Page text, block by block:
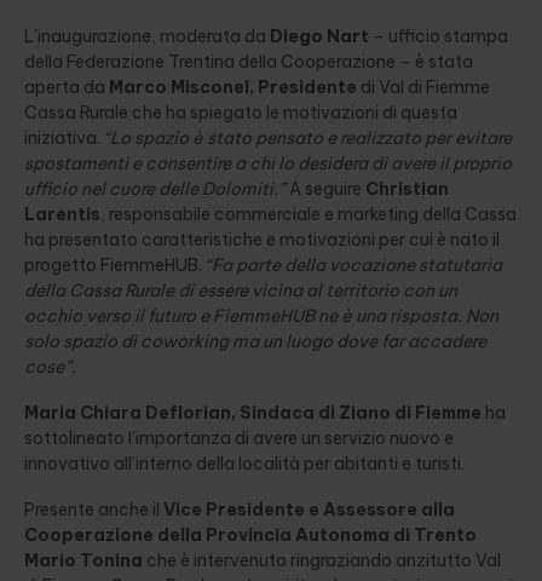
L’inaugurazione, moderata da Diego Nart – ufficio stampa
della Federazione Trentina della Cooperazione – è stata
aperta da Marco Misconel, Presidente di Val di Fiemme
Cassa Rurale che ha spiegato le motivazioni di questa
iniziativa. “Lo spazio è stato pensato e realizzato per evitare
spostamenti e consentire a chi lo desidera di avere il proprio
ufficio nel cuore delle Dolomiti.”A seguire Christian
Larentis, responsabile commerciale e marketing della Cassa
ha presentato caratteristiche e motivazioni per cui è nato il
progetto FiemmeHUB. “Fa parte della vocazione statutaria
della Cassa Rurale di essere vicina al territorio con un
occhio verso il futuro e FiemmeHUB ne è una risposta. Non
solo spazio di coworking ma un luogo dove far accadere
cose”.
Maria Chiara Deflorian, Sindaca di Ziano di Fiemme ha
sottolineato l’importanza di avere un servizio nuovo e
innovativo all’interno della località per abitanti e turisti.
Presente anche il Vice Presidente e Assessore alla
Cooperazione della Provincia Autonoma di Trento
Mario Tonina che è intervenuto ringraziando anzitutto Val